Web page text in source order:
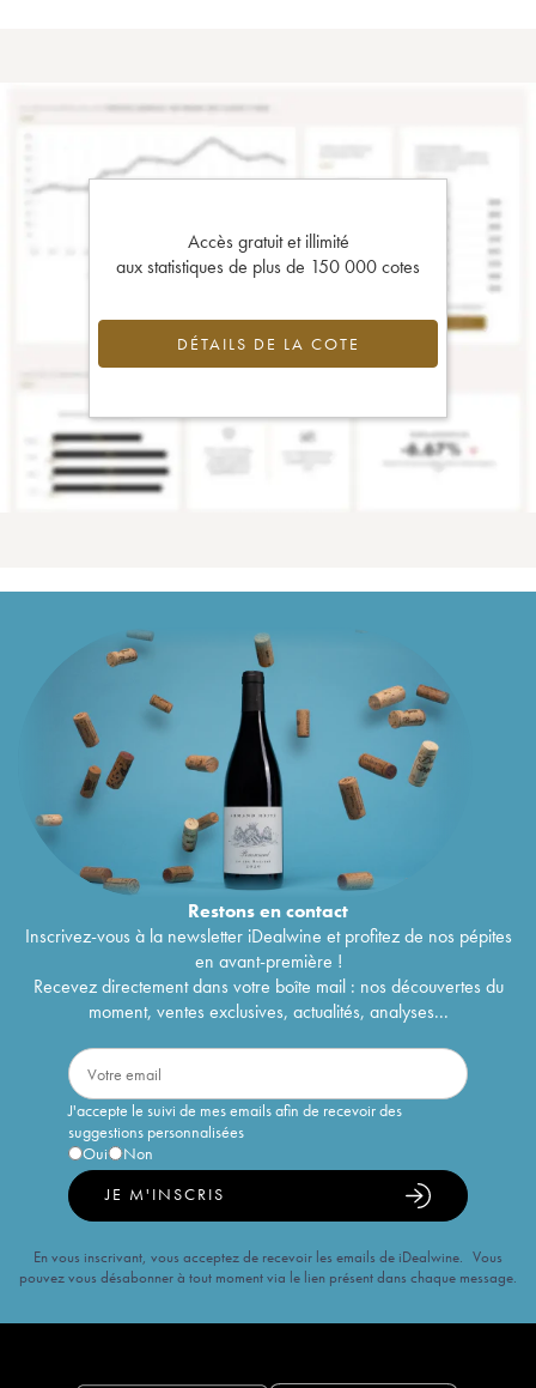
Accès gratuit et illimité
aux statistiques de plus de 150 000 cotes
DÉTAILS DE LA COTE
Restons encontact
Inscrivez-vous à la newsletter iDealwine et profitez de nos pépites
en avant-première !
Recevez directement dans votre boîte mail : nos découvertes du
moment, ventes exclusives, actualités, analyses...
J'accepte le suivi de mes emails afin de recevoir des
suggestions personnalisées
Oui
Non
JE M'INSCRIS
En vous inscrivant, vous acceptez de recevoir les emails de iDealwine. Vous
pouvez vous désabonner à tout moment via le lien présent dans chaque message.